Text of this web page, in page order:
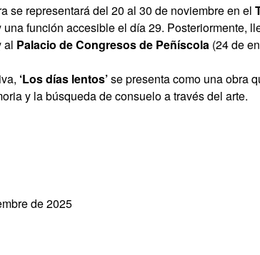
se representará del 20 al 30 de noviembre en el
función accesible el día 29. Posteriormente,
al Palacio de Congresos de Peñíscola (24 de
‘Los días lentos’se presenta como una obra
y la búsqueda de consuelo a través del arte.
de 2025